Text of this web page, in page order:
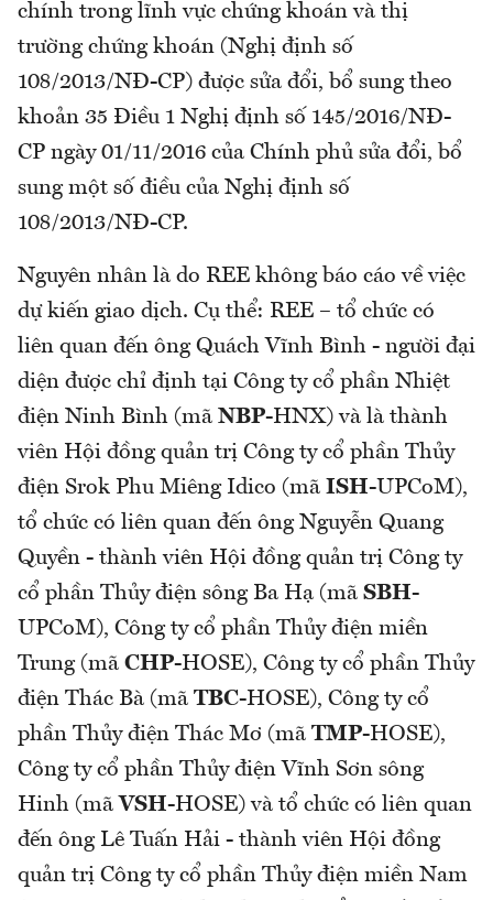
chính trong lĩnh vực chứng khoán và thị
trường chứng khoán (Nghị định số
108/2013/NĐ-CP) được sửa đổi, bổ sung theo
khoản 35 Điều 1 Nghị định số 145/2016/NĐ-
CP ngày 01/11/2016 của Chính phủ sửa đổi, bổ
sung một số điều của Nghị định số
108/2013/NĐ-CP.
Nguyên nhân là do REE không báo cáo về việc
dự kiến giao dịch. Cụ thể: REE – tổ chức có
liên quan đến ông Quách Vĩnh Bình - người đại
diện được chỉ định tại Công ty cổ phần Nhiệt
điện Ninh Bình (mã NBP-HNX) và là thành
viên Hội đồng quản trị Công ty cổ phần Thủy
điện Srok Phu Miêng Idico (mã ISH-UPCoM),
tổ chức có liên quan đến ông Nguyễn Quang
Quyền - thành viên Hội đồng quản trị Công ty
cổ phần Thủy điện sông Ba Hạ (mã SBH-
UPCoM), Công ty cổ phần Thủy điện miền
Trung (mã CHP-HOSE), Công ty cổ phần Thủy
điện Thác Bà (mã TBC-HOSE), Công ty cổ
phần Thủy điện Thác Mơ (mã TMP-HOSE),
Công ty cổ phần Thủy điện Vĩnh Sơn sông
Hinh (mã VSH-HOSE) và tổ chức có liên quan
đến ông Lê Tuấn Hải - thành viên Hội đồng
quản trị Công ty cổ phần Thủy điện miền Nam